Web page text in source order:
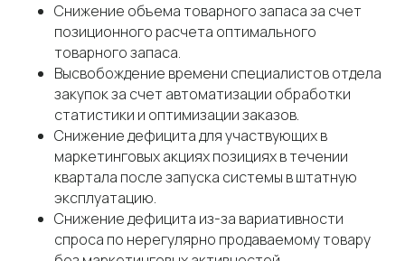
Снижение объема товарного запаса за счет
позиционного расчета оптимального
товарного запаса.
Высвобождение времени специалистов отдела
закупок за счет автоматизации обработки
статистики и оптимизации заказов.
Снижение дефицита для участвующих в
маркетинговых акциях позициях в течении
квартала после запуска системы в штатную
эксплуатацию.
Снижение дефицита из-за вариативности
спроса по нерегулярно продаваемому товару